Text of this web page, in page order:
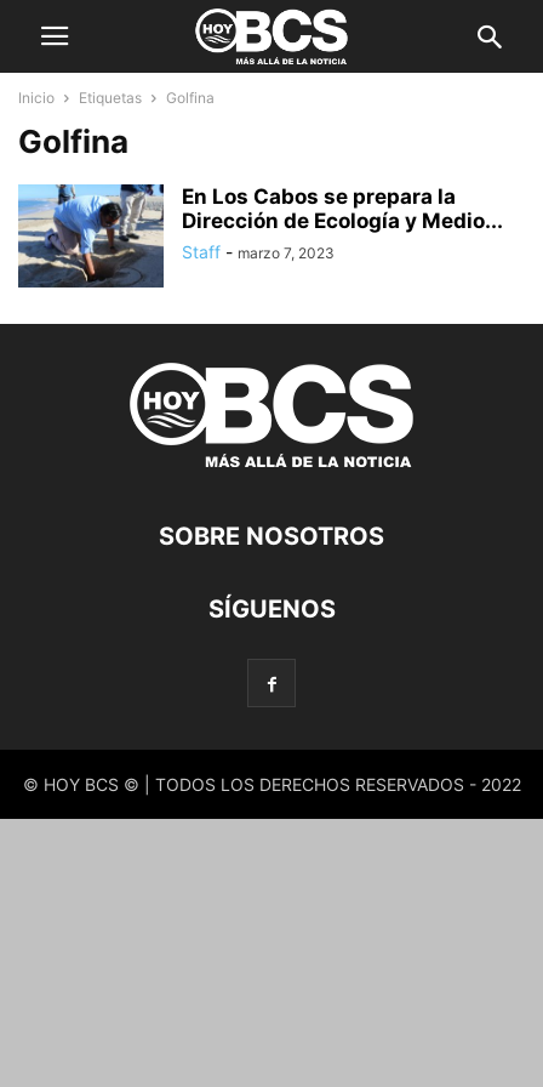
Inicio Etiquetas Golfina
Golfina
En Los Cabos se prepara la
Dirección de Ecología y Medio...
Staff - marzo 7, 2023
SOBRE NOSOTROS
SÍGUENOS
© HOY BCS © | TODOS LOS DERECHOS RESERVADOS - 2022